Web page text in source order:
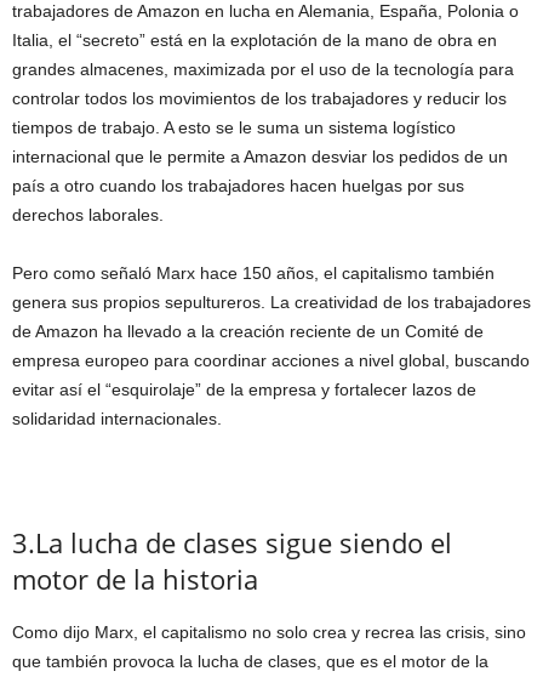
trabajadores de Amazon en lucha en Alemania, España, Polonia o
Italia, el “secreto” está en la explotación de la mano de obra en
grandes almacenes, maximizada por el uso de la tecnología para
controlar todos los movimientos de los trabajadores y reducir los
tiempos de trabajo. A esto se le suma un sistema logístico
internacional que le permite a Amazon desviar los pedidos de un
país a otro cuando los trabajadores hacen huelgas por sus
derechos laborales.
Pero como señaló Marx hace 150 años, el capitalismo también
genera sus propios sepultureros. La creatividad de los trabajadores
de Amazon ha llevado a la creación reciente de un Comité de
empresa europeo para coordinar acciones a nivel global, buscando
evitar así el “esquirolaje” de la empresa y fortalecer lazos de
solidaridad internacionales.
3.La lucha de clases sigue siendo el
motor de la historia
Como dijo Marx, el capitalismo no solo crea y recrea las crisis, sino
que también provoca la lucha de clases, que es el motor de la